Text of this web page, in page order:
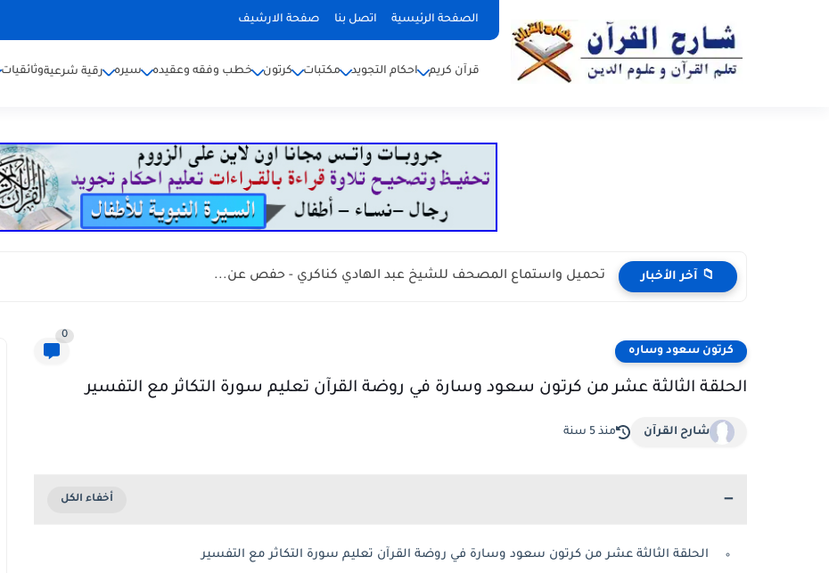
الصفحة الرئيسية اتصل بنا صفحة الارشيف
قرآن كريم احكام التجويد مكتبات كرتون خطب وفقه وعقيده سيره رقية شرعيةوثائقيات
📁 آخر الأخبار تحميل واستماع المصحف للشيخ عبد الهادي كناكري - حفص عن...
كرتون سعود وساره
0
الحلقة الثالثة عشر من كرتون سعود وسارة في روضة القرآن تعليم سورة التكاثر مع التفسير
شارح القرآن منذ 5 سنة
الحلقة الثالثة عشر من كرتون سعود وسارة في روضة القرآن تعليم سورة التكاثر مع التفسير